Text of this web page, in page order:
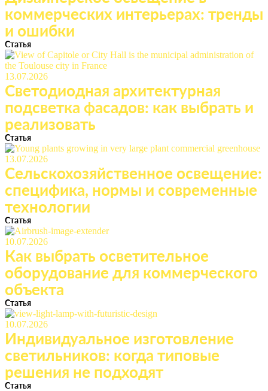
коммерческих интерьерах: тренды
и ошибки
Статья
13.07.2026
Светодиодная архитектурная
подсветка фасадов: как выбрать и
реализовать
Статья
13.07.2026
Сельскохозяйственное освещение:
специфика, нормы и современные
технологии
Статья
10.07.2026
Как выбрать осветительное
оборудование для коммерческого
объекта
Статья
10.07.2026
Индивидуальное изготовление
светильников: когда типовые
решения не подходят
Статья